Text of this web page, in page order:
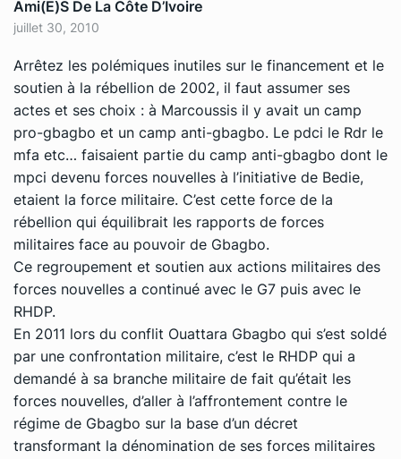
Ami(e)s De La Côte D’Ivoire
juillet 30, 2010
Arrêtez les polémiques inutiles sur le financement et le
soutien à la rébellion de 2002, il faut assumer ses
actes et ses choix : à Marcoussis il y avait un camp
pro-gbagbo et un camp anti-gbagbo. Le pdci le Rdr le
mfa etc… faisaient partie du camp anti-gbagbo dont le
mpci devenu forces nouvelles à l’initiative de Bedie,
etaient la force militaire. C’est cette force de la
rébellion qui équilibrait les rapports de forces
militaires face au pouvoir de Gbagbo.
Ce regroupement et soutien aux actions militaires des
forces nouvelles a continué avec le G7 puis avec le
RHDP.
En 2011 lors du conflit Ouattara Gbagbo qui s’est soldé
par une confrontation militaire, c’est le RHDP qui a
demandé à sa branche militaire de fait qu’était les
forces nouvelles, d’aller à l’affrontement contre le
régime de Gbagbo sur la base d’un décret
transformant la dénomination de ses forces militaires